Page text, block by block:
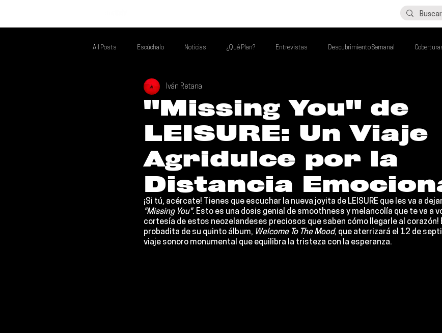
All Posts Escúchalo Noticias ¿Qué Plan? Entrevistas Descubrimiento Semanal
Si Te Gusta... Te Recomendamos A...
Poder Latino Que Descubrir Mejores de la Semana Talento Mexa Semanal Álbumes de la Semana
"Missing You" de
LEISURE: Un Viaje
Agridulce por la
Distancia
Iván Retana
¡Si tú, acércate! Tienes que escuchar la nueva joyita de LEISURE que les va a
"Missing You". Esto es una dosis genial de smoothness y melancolía que te va a
cortesía de estos neozelandeses preciosos que saben cómo llegarle al corazón!
probadita de su quinto álbum, Welcome To The Mood, que aterrizará el 12 de
viaje sonoro monumental que equilibra la tristeza con la esperanza.